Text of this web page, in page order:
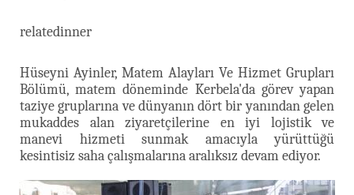
relatedinner
Hüseyni Ayinler, Matem Alayları Ve Hizmet Grupları
Bölümü, matem döneminde Kerbela'da görev yapan
taziye gruplarına ve dünyanın dört bir yanından gelen
mukaddes alan ziyaretçilerine en iyi lojistik ve
manevi hizmeti sunmak amacıyla yürüttüğü
kesintisiz saha çalışmalarına aralıksız devam ediyor.